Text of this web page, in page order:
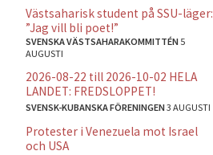
Västsaharisk student på SSU-läger:
”Jag vill bli poet!”
SVENSKA VÄSTSAHARAKOMMITTÉN 5
AUGUSTI
2026-08-22 till 2026-10-02 HELA
LANDET: FREDSLOPPET!
SVENSK-KUBANSKA FÖRENINGEN3 AUGUSTI
Protester i Venezuela mot Israel
och USA